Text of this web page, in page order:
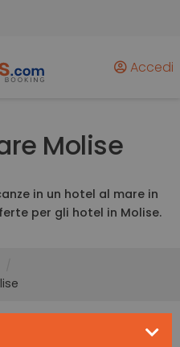
Accedi
Molise
in un hotel al mare in
per gli hotel in Molise.